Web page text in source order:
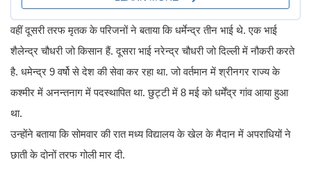
वहीं दूसरी तरफ मृतक के परिजनों ने बताया कि धर्मेन्द्र तीन भाई थे. एक भाई
शैलेन्द्र चौधरी जो किसान हैं. दूसरा भाई नरेन्द्र चौधरी जो दिल्ली में नौकरी करते
है. धमेन्द्र 9 वर्षो से देश की सेवा कर रहा था. जो वर्तमान में श्रीनगर राज्य के
कश्मीर में अनन्तनाग में पदस्थापित था. छुट्टी में 8 मई को धर्मेंद्र गांव आया हुआ
था.
उन्होंने बताया कि सोमवार की रात मध्य विद्यालय के खेल के मैदान में अपराधियों ने
छाती के दोनों तरफ गोली मार दी.